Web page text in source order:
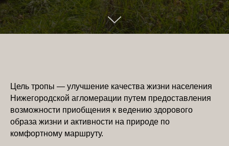
Цель тропы — улучшение качества жизни населения
Нижегородской агломерации путем предоставления
возможности приобщения к ведению здорового
образа жизни и активности на природе по
комфортному маршруту.